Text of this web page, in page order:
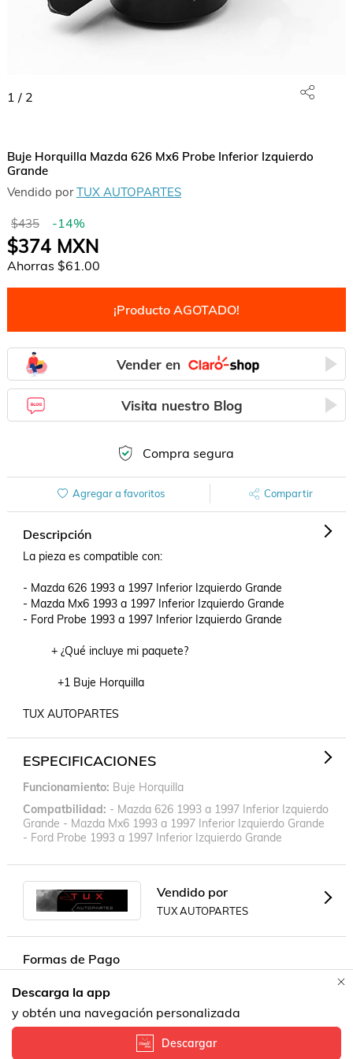
1 / 2
Buje Horquilla Mazda 626 Mx6 Probe Inferior Izquierdo
Grande
Vendido porTUX AUTOPARTES
$435 -14%
$374MXN
Ahorras $61.00
¡Producto AGOTADO!
Vender en
Visita nuestro Blog
Compra segura
Agregar a favoritos Compartir
Descripción
La pieza es compatible con:
- Mazda 626 1993 a 1997 Inferior Izquierdo Grande
- Mazda Mx6 1993 a 1997 Inferior Izquierdo Grande
- Ford Probe 1993 a 1997 Inferior Izquierdo Grande
         + ¿Qué incluye mi paquete?
           +1 Buje Horquilla
TUX AUTOPARTES
ESPECIFICACIONES
Funcionamiento Buje Horquilla
Compatbilidad - Mazda 626 1993 a 1997 Inferior Izquierdo
Grande - Mazda Mx6 1993 a 1997 Inferior Izquierdo Grande
- Ford Probe 1993 a 1997 Inferior Izquierdo Grande
Vendido por
TUX AUTOPARTES
Formas de Pago
Descarga la app
y obtén una navegación personalizada
Descargar